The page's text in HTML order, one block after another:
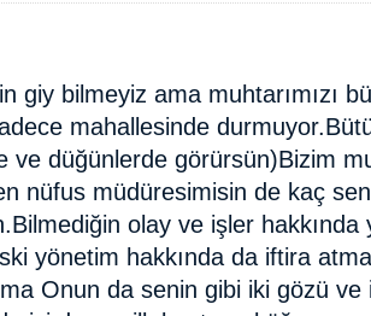
giy bilmeyiz ama muhtarımızı
mahallesinde
ve düğünlerde görürsün)Bizim
nüfus müdüresimisin de kaç
olay ve işler hakkında
yönetim hakkında da iftira
Onun da senin gibi iki gözü ve